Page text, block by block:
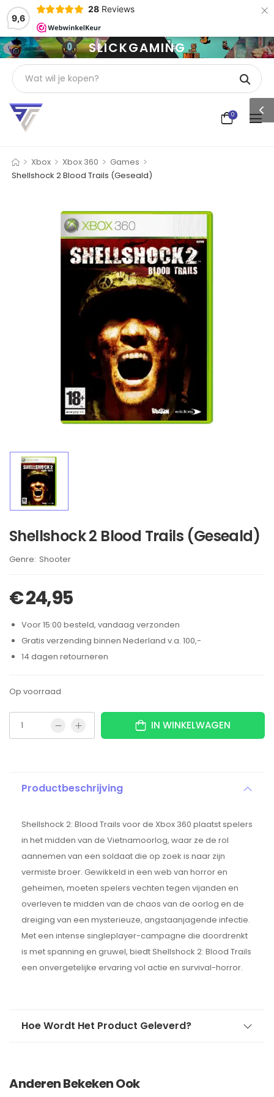
9,6
28 Reviews ×
SLICKGAMING
0
> Xbox > Xbox 360 > Games >
Shellshock 2 Blood Trails (Geseald)
Shellshock 2 Blood Trails (Geseald)
Brand:
Shooter
€24,95
Voor 15:00 besteld, vandaag verzonden
Gratis verzending binnen Nederland v.a. 100,-
14 dagen retourneren
Op voorraad
IN WINKELWAGEN
Productbeschrijving
Shellshock 2: Blood Trails voor de Xbox 360 plaatst spelers
in het midden van de Vietnamoorlog, waar ze de rol
aannemen van een soldaat die op zoek is naar zijn
vermiste broer. Gewikkeld in een web van horror en
geheimen, moeten spelers vechten tegen vijanden en
overleven te midden van de chaos van de oorlog en de
dreiging van een mysterieuze, angstaanjagende infectie.
Met een intense singleplayer-campagne die doordrenkt
is met spanning en gruwel, biedt Shellshock 2: Blood Trails
een onvergetelijke ervaring vol actie en survival-horror.
Hoe Wordt Het Product Geleverd?
Anderen Bekeken Ook